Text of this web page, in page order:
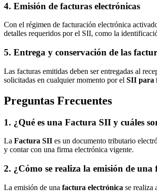
4. Emisión de facturas electrónicas
Con el régimen de facturación electrónica
detalles requeridos por el SII, como la
5. Entrega y conservación de las
Las facturas emitidas deben ser entregadas al
solicitadas en cualquier momento por el SII para
Preguntas Frecuentes
1. ¿Qué es una Factura SII y cuáles
La Factura SII es un documento tributario
y contar con una firma electrónica vigente.
2. ¿Cómo se realiza la emisión de
La emisión de una factura electrónica se realiza